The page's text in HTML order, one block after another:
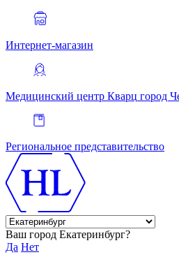
Интернет-магазин
Медицинский центр Кварц город
Региональное представительство
Ваш город Екатеринбург?
Да Нет